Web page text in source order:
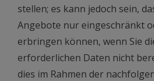
stellen; es kann jedoch sein,
Angebote nur eingeschränkt
erbringen können, wenn Sie
erforderlichen Daten nicht
dies im Rahmen der